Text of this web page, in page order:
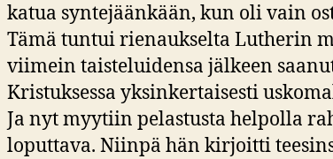
katua syntejäänkään, kun oli vain
Tämä tuntui rienaukselta Lutherin
viimein taisteluidensa jälkeen
Kristuksessa yksinkertaisesti
Ja nyt myytiin pelastusta helpolla
loputtava. Niinpä hän kirjoitti